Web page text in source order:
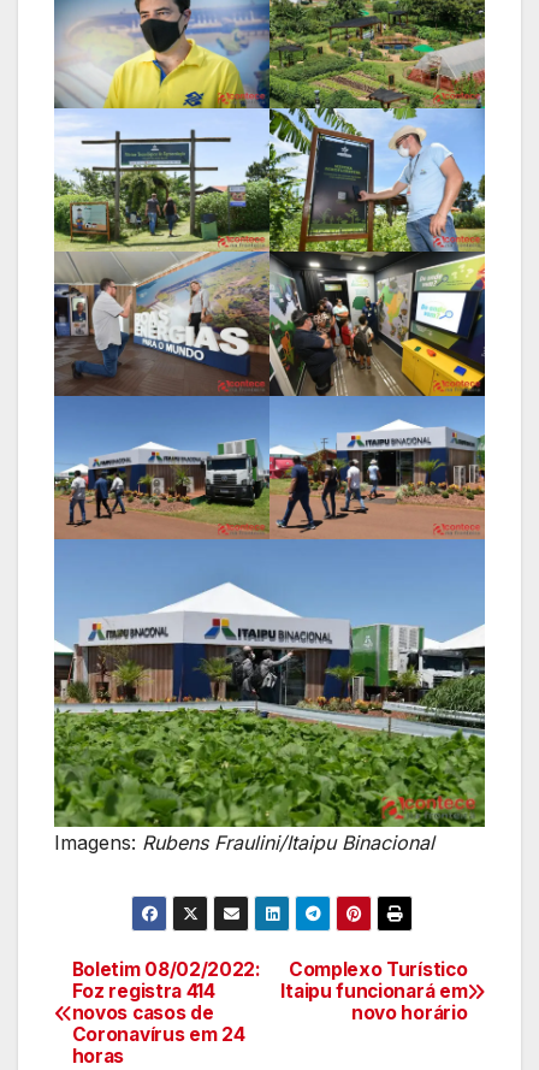
Imagens: Rubens Fraulini/Itaipu Binacional
Navegação
de
Complexo Turístico
Itaipu funcionará em
novo horário
Boletim 08/02/2022:
Foz registra 414
novos casos de
Coronavírus em 24
horas